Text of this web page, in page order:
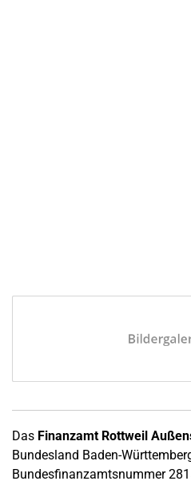
Das Finanzamt Rottweil
Bundesland Baden-
Bundesfinanzamtsnummer